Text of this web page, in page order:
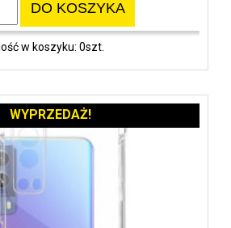
DO KOSZYKA
Ilość w koszyku: 0szt.
WYPRZEDAŻ!